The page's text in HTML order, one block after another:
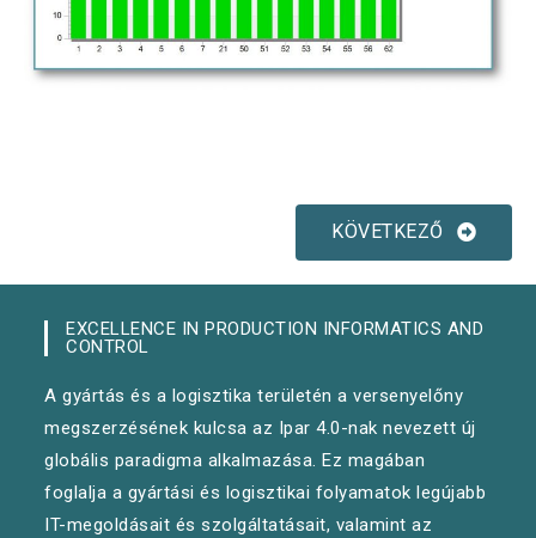
KÖVETKEZŐ
EXCELLENCE IN PRODUCTION INFORMATICS AND
CONTROL
A gyártás és a logisztika területén a versenyelőny
megszerzésének kulcsa az Ipar 4.0-nak nevezett új
globális paradigma alkalmazása. Ez magában
foglalja a gyártási és logisztikai folyamatok legújabb
IT-megoldásait és szolgáltatásait, valamint az